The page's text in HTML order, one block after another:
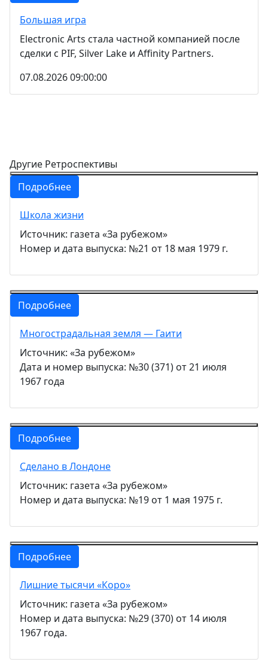
Большая игра
Electronic Arts стала частной компанией после
сделки с PIF, Silver Lake и Affinity Partners.
07.08.2026 09:00:00
Другие Ретроспективы
Подробнее
Школа жизни
Источник: газета «За рубежом»
Номер и дата выпуска: №21 от 18 мая 1979 г.
Подробнее
Многострадальная земля — Гаити
Источник: «За рубежом»
Дата и номер выпуска: №30 (371) от 21 июля
1967 года
Подробнее
Сделано в Лондоне
Источник: газета «За рубежом»
Номер и дата выпуска: №19 от 1 мая 1975 г.
Подробнее
Лишние тысячи «Коро»
Источник: газета «За рубежом»
Номер и дата выпуска: №29 (370) от 14 июля
1967 года.